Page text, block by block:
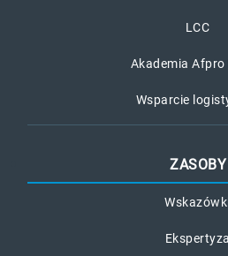
LCC
Akademia Afpro
Wsparcie
ZASOBY
Ekspertyza